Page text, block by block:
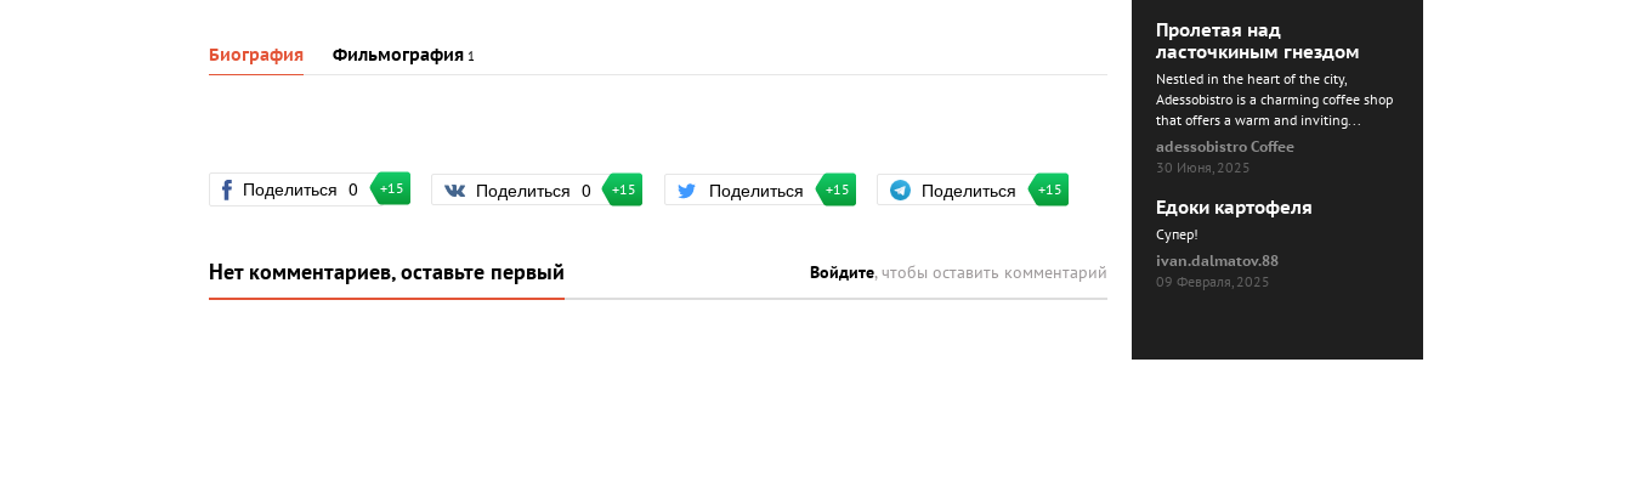
Биография Фильмография 1
Поделиться 0 +15 Поделиться 0 +15 Поделиться +15 Поделиться +15
Нет комментариев, оставьте первый Войдите, чтобы оставить комментарий
Пролетая над
ласточкиным гнездом
Nestled in the heart of the city,
Adessobistro is a charming coffee shop
that offers a warm and inviting...
adessobistro Coffee
30 Июня, 2025
Едоки картофеля
Cупер!
ivan.dalmatov.88
09 Февраля, 2025